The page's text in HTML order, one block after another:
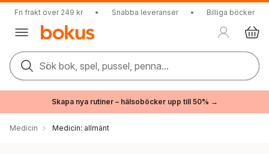
Fri frakt över 249 kr • Snabba leveranser • Billiga böcker
Sök bok, spel, pussel, penna...
Skapa nya rutiner – hälsoböcker upp till 50% →
Medicin Medicin: allmänt